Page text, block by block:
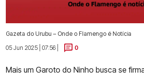
Gazeta do Urubu – Onde o Flamengo é Notícia
05 Jun 2025 | 07:56 |
0
Mais um Garoto do Ninho busca se